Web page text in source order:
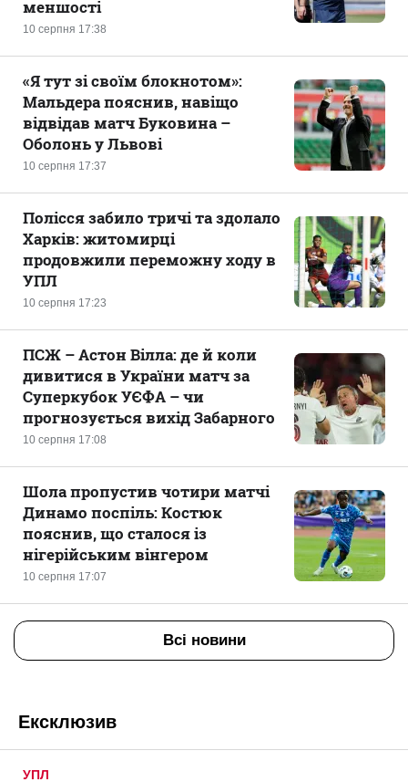
10 серпня 17:38
меншості
10 серпня 17:37
«Я тут зі своїм блокнотом»:
Мальдера пояснив, навіщо
відвідав матч Буковина –
Оболонь у Львові
10 серпня 17:23
Полісся забило тричі та здолало
Харків: житомирці
продовжили переможну ходу в
УПЛ
10 серпня 17:08
ПСЖ – Астон Вілла: де й коли
дивитися в України матч за
Суперкубок УЄФА – чи
прогнозується вихід Забарного
10 серпня 17:07
Шола пропустив чотири матчі
Динамо поспіль: Костюк
пояснив, що сталося із
нігерійським вінгером
Всі новини
Ексклюзив
УПЛ